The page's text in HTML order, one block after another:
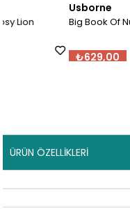
Big Book Of Nursery
₺629,00
ÜRÜN ÖZELLIKLERI